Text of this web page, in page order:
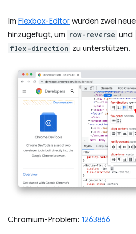
Im Flexbox-Editor wurden zwei
hinzugefügt, um row-reverse und
flex-direction zu unterstützen.
Chromium-Problem: 1263866